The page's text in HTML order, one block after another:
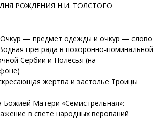
РОЖДЕНИЯ Н.И. ТОЛСТОГО
— предмет одежды и очкур — слово
преграда в похоронно-поминальной
Сербии и Полесья (на
жертва и застолье Троицы
Божией Матери «Семистрельная»:
в свете народных верований